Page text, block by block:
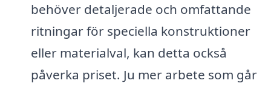
behöver detaljerade och omfattande
ritningar för speciella konstruktioner
eller materialval, kan detta också
påverka priset. Ju mer arbete som går